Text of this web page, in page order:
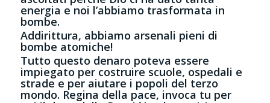
energia e noi l’abbiamo trasformata in
bombe.
Addirittura, abbiamo arsenali pieni di
bombe atomiche!
Tutto questo denaro poteva essere
impiegato per costruire scuole, ospedali e
strade e per aiutare i popoli del terzo
mondo. Regina della pace, invoca tu per